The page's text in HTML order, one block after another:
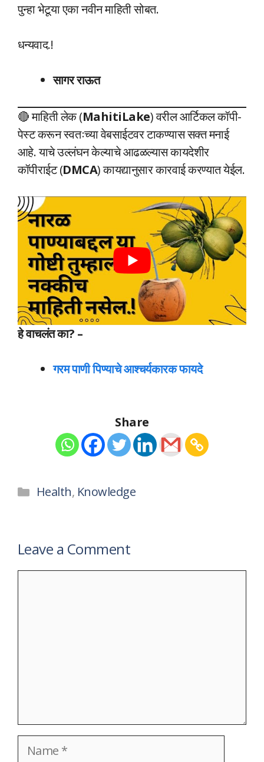
पुन्हा भेटूया एका नवीन माहिती सोबत.
धन्यवाद.!
सागर राऊत
🔴 माहिती लेक (MahitiLake) वरील आर्टिकल कॉपी-
पेस्ट करून स्वतःच्या वेबसाईटवर टाकण्यास सक्त मनाई
आहे. याचे उल्लंघन केल्याचे आढळल्यास कायदेशीर
कॉपीराईट (DMCA) कायद्यानुसार कारवाई करण्यात येईल.
हे वाचलंत का? –
गरम पाणी पिण्याचे आश्चर्यकारक फायदे
Share
Categories
Health, Knowledge
Leave a Comment
Name